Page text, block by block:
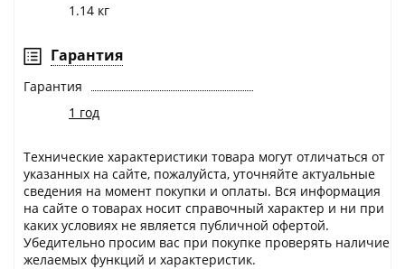
1.14 кг
Гарантия
Гарантия
1 год
Технические характеристики товара могут отличаться от
указанных на сайте, пожалуйста, уточняйте актуальные
сведения на момент покупки и оплаты. Вся информация
на сайте о товарах носит справочный характер и ни при
каких условиях не является публичной офертой.
Убедительно просим вас при покупке проверять наличие
желаемых функций и характеристик.